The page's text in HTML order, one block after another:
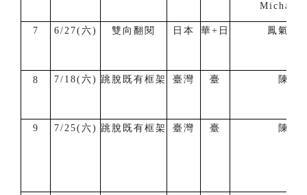
Michael
7 6/27(六) 雙向翻閱 日本 華+日 鳳氣至
8 7/18(六) 跳脫既有框架 臺灣 臺 陳正
9 7/25(六) 跳脫既有框架 臺灣 臺 陳韋